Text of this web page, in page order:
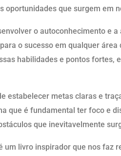
oportunidades que surgem em
o autoconhecimento e a
o sucesso em qualquer área
habilidades e pontos fortes,
estabelecer metas claras e
que é fundamental ter foco e
que inevitavelmente
um livro inspirador que nos faz